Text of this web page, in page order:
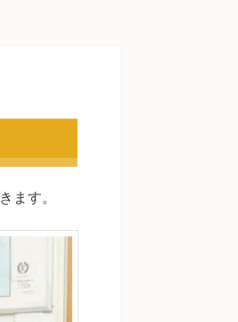
ます。